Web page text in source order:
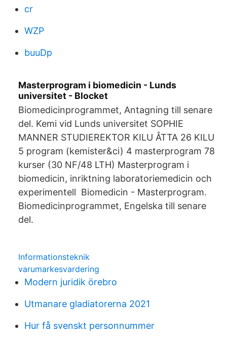
cr
WZP
buuDp
Masterprogram i biomedicin - Lunds
universitet - Blocket
Biomedicinprogrammet, Antagning till senare
del. Kemi vid Lunds universitet SOPHIE
MANNER STUDIEREKTOR KILU ÅTTA 26 KILU
5 program (kemister&ci) 4 masterprogram 78
kurser (30 NF/48 LTH) Masterprogram i
biomedicin, inriktning laboratoriemedicin och
experimentell Biomedicin - Masterprogram.
Biomedicinprogrammet, Engelska till senare
del.
Informationsteknik
varumarkesvardering
Modern juridik örebro
Utmanare gladiatorerna 2021
Hur få svenskt personnummer